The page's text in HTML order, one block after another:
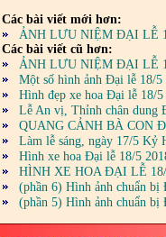
Các bài viết mới hơn:
ẢNH LƯU NIỆM ĐẠI LỄ
Các bài viết cũ hơn:
ẢNH LƯU NIỆM ĐẠI LỄ
Một số hình ảnh Đại lễ 18/
Hình đẹp xe hoa Đại lễ 18/
Lễ An vị, Thỉnh chân dung
QUANG CẢNH BÀ CON
Làm lễ sáng, ngày 17/5 Kỷ
Hình xe hoa Đại lễ 18/5
HÌNH XE HOA ĐẠI LỄ
(phần 6) Hình ảnh chuẩn
(phần 5) Hình ảnh chuẩn